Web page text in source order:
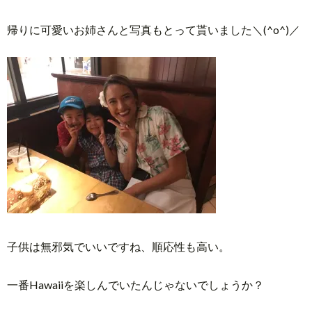
帰りに可愛いお姉さんと写真もとって貰いました＼(^o^)／
子供は無邪気でいいですね、順応性も高い。
一番Hawaiiを楽しんでいたんじゃないでしょうか？